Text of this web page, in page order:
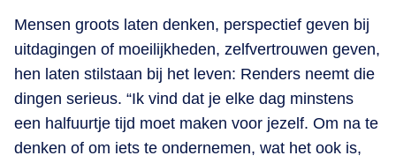
Mensen groots laten denken, perspectief geven bij
uitdagingen of moeilijkheden, zelfvertrouwen geven,
hen laten stilstaan bij het leven: Renders neemt die
dingen serieus. “Ik vind dat je elke dag minstens
een halfuurtje tijd moet maken voor jezelf. Om na te
denken of om iets te ondernemen, wat het ook is,